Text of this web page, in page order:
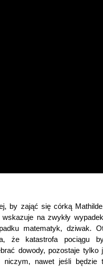
by zająć się córką
na zwykły
matematyk, dziwak.
że katastrofa pociągu
dowody, pozostaje tylko
nawet jeśli będzie